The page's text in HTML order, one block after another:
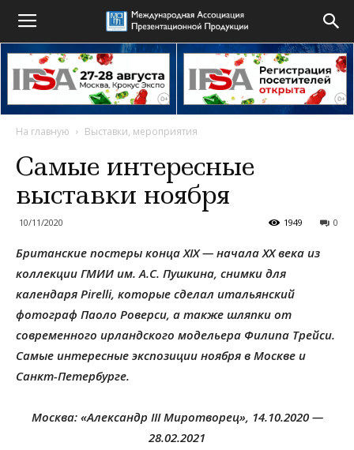
На главную Выставки, мероприятия
Самые интересные
выставки ноября
10/11/2020 0
1949
Британские постеры конца XIX — начала XX века из
коллекции ГМИИ им. А.С. Пушкина, снимки для
календаря Pirelli, которые сделал итальянский
фотограф Паоло Роверси, а также шляпки от
современного ирландского модельера Филипа Трейси.
Самые интересные экспозиции ноября в Москве и
Санкт-Петербурге.
Москва: «Александр III Миротворец», 14.10.2020 —
28.02.2021